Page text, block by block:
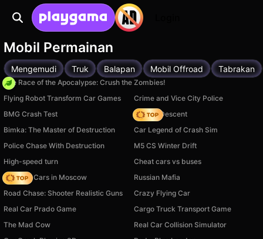
Mobil Permainan
Mengemudi Truk Balapan Mobil Offroad Tabrakan
The Race of the Apocalypse: Crush the Zombies!
Flying Robot Transform Car Games
Crime and Vice City Police
BMG Crash Test
Deadly Descent
Bimka: The Master of Destruction
Car Legend of Crash Sim
Police Chase With Destruction
M5 CS Winter Drift
High-speed turn
Cheat cars vs buses
Race On Cars in Moscow
Russian Mafia
Road Chase: Shooter Realistic Guns
Crazy Flying Car
Real Car Prado Game
Cargo Truck Transport Game
The Mad Cow
Real Car Collision Simulator